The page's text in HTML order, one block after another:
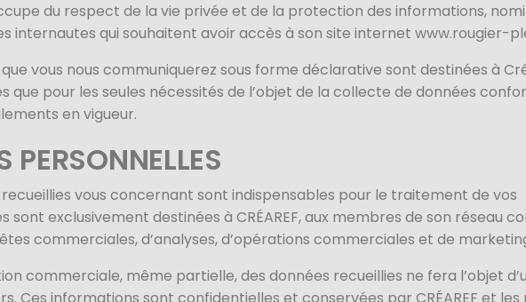
du respect de la vie privée et de la protection des informations,
internautes qui souhaitent avoir accès à son site internet www.rougier-
vous nous communiquerez sous forme déclarative sont destinées à
que pour les seules nécessités de l’objet de la collecte de données
en vigueur.
PERSONNELLES
vous concernant sont indispensables pour le traitement de vos
sont exclusivement destinées à CRÉAREF, aux membres de son réseau
commerciales, d’analyses, d’opérations commerciales et de
commerciale, même partielle, des données recueillies ne fera l’objet